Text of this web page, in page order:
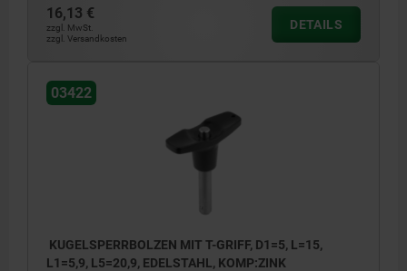
16,13 €
zzgl. MwSt.
zzgl. Versandkosten
DETAILS
03422
KUGELSPERRBOLZEN MIT T-GRIFF, D1=5, L=15,
L1=5,9, L5=20,9, EDELSTAHL, KOMP:ZINK